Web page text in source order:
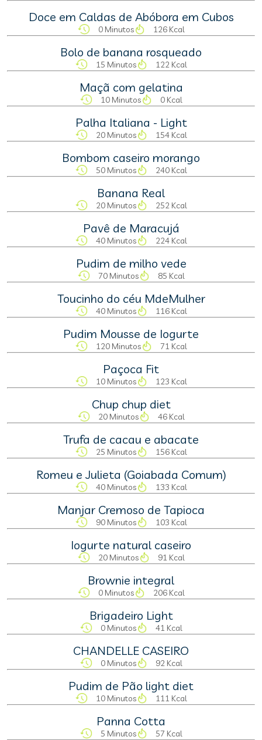
Doce em Caldas de Abóbora em Cubos
0 Minutos 126 Kcal
Bolo de banana rosqueado
15 Minutos 122 Kcal
Maçã com gelatina
10 Minutos 0 Kcal
Palha Italiana - Light
20 Minutos 154 Kcal
Bombom caseiro morango
50 Minutos 240 Kcal
Banana Real
20 Minutos 252 Kcal
Pavê de Maracujá
40 Minutos 224 Kcal
Pudim de milho vede
70 Minutos 85 Kcal
Toucinho do céu MdeMulher
40 Minutos 116 Kcal
Pudim Mousse de Iogurte
120 Minutos 71 Kcal
Paçoca Fit
10 Minutos 123 Kcal
Chup chup diet
20 Minutos 46 Kcal
Trufa de cacau e abacate
25 Minutos 156 Kcal
Romeu e Julieta (Goiabada Comum)
40 Minutos 133 Kcal
Manjar Cremoso de Tapioca
90 Minutos 103 Kcal
Iogurte natural caseiro
20 Minutos 91 Kcal
Brownie integral
0 Minutos 206 Kcal
Brigadeiro Light
0 Minutos 41 Kcal
CHANDELLE CASEIRO
0 Minutos 92 Kcal
Pudim de Pão light diet
10 Minutos 111 Kcal
Panna Cotta
5 Minutos 57 Kcal